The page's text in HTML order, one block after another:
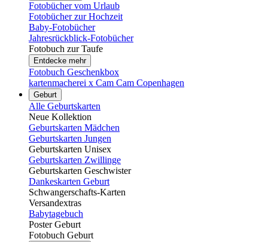
Fotobücher vom Urlaub
Fotobücher zur Hochzeit
Baby-Fotobücher
Jahresrückblick-Fotobücher
Fotobuch zur Taufe
Entdecke mehr
Fotobuch Geschenkbox
kartenmacherei x Cam Cam Copenhagen
Geburt
Alle Geburtskarten
Neue Kollektion
Geburtskarten Mädchen
Geburtskarten Jungen
Geburtskarten Unisex
Geburtskarten Zwillinge
Geburtskarten Geschwister
Dankeskarten Geburt
Schwangerschafts-Karten
Versandextras
Babytagebuch
Poster Geburt
Fotobuch Geburt